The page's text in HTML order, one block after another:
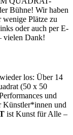
Bühne! Wir haben
wenige Plätze zu
oder auch per E-
vielen Dank!
los: Über 14
(50 x 50
und
Künstler*innen und
ist Kunst für Alle –